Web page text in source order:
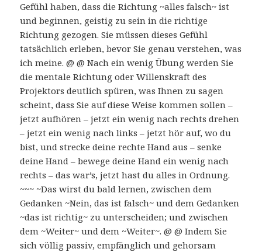
Gefühl haben, dass die Richtung ~alles falsch~ ist
und beginnen, geistig zu sein in die richtige
Richtung gezogen. Sie müssen dieses Gefühl
tatsächlich erleben, bevor Sie genau verstehen, was
ich meine. @ @ Nach ein wenig Übung werden Sie
die mentale Richtung oder Willenskraft des
Projektors deutlich spüren, was Ihnen zu sagen
scheint, dass Sie auf diese Weise kommen sollen –
jetzt aufhören – jetzt ein wenig nach rechts drehen
– jetzt ein wenig nach links – jetzt hör auf, wo du
bist, und strecke deine rechte Hand aus – senke
deine Hand – bewege deine Hand ein wenig nach
rechts – das war’s, jetzt hast du alles in Ordnung.
~~~ ~Das wirst du bald lernen, zwischen dem
Gedanken ~Nein, das ist falsch~ und dem Gedanken
~das ist richtig~ zu unterscheiden; und zwischen
dem ~Weiter~ und dem ~Weiter~. @ @ Indem Sie
sich völlig passiv, empfänglich und gehorsam